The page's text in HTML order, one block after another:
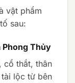
vật phẩm
sau:
Phong Thủy
cổ thắt, thân
lộc từ bên